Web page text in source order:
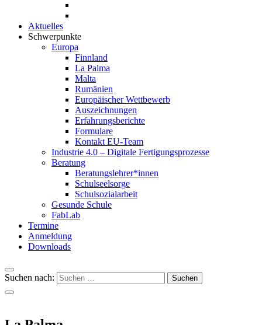
Aktuelles
Schwerpunkte
Europa
Finnland
La Palma
Malta
Rumänien
Europäischer Wettbewerb
Auszeichnungen
Erfahrungsberichte
Formulare
Kontakt EU-Team
Industrie 4.0 – Digitale Fertigungsprozesse
Beratung
Beratungslehrer*innen
Schulseelsorge
Schulsozialarbeit
Gesunde Schule
FabLab
Termine
Anmeldung
Downloads
Suchen nach: